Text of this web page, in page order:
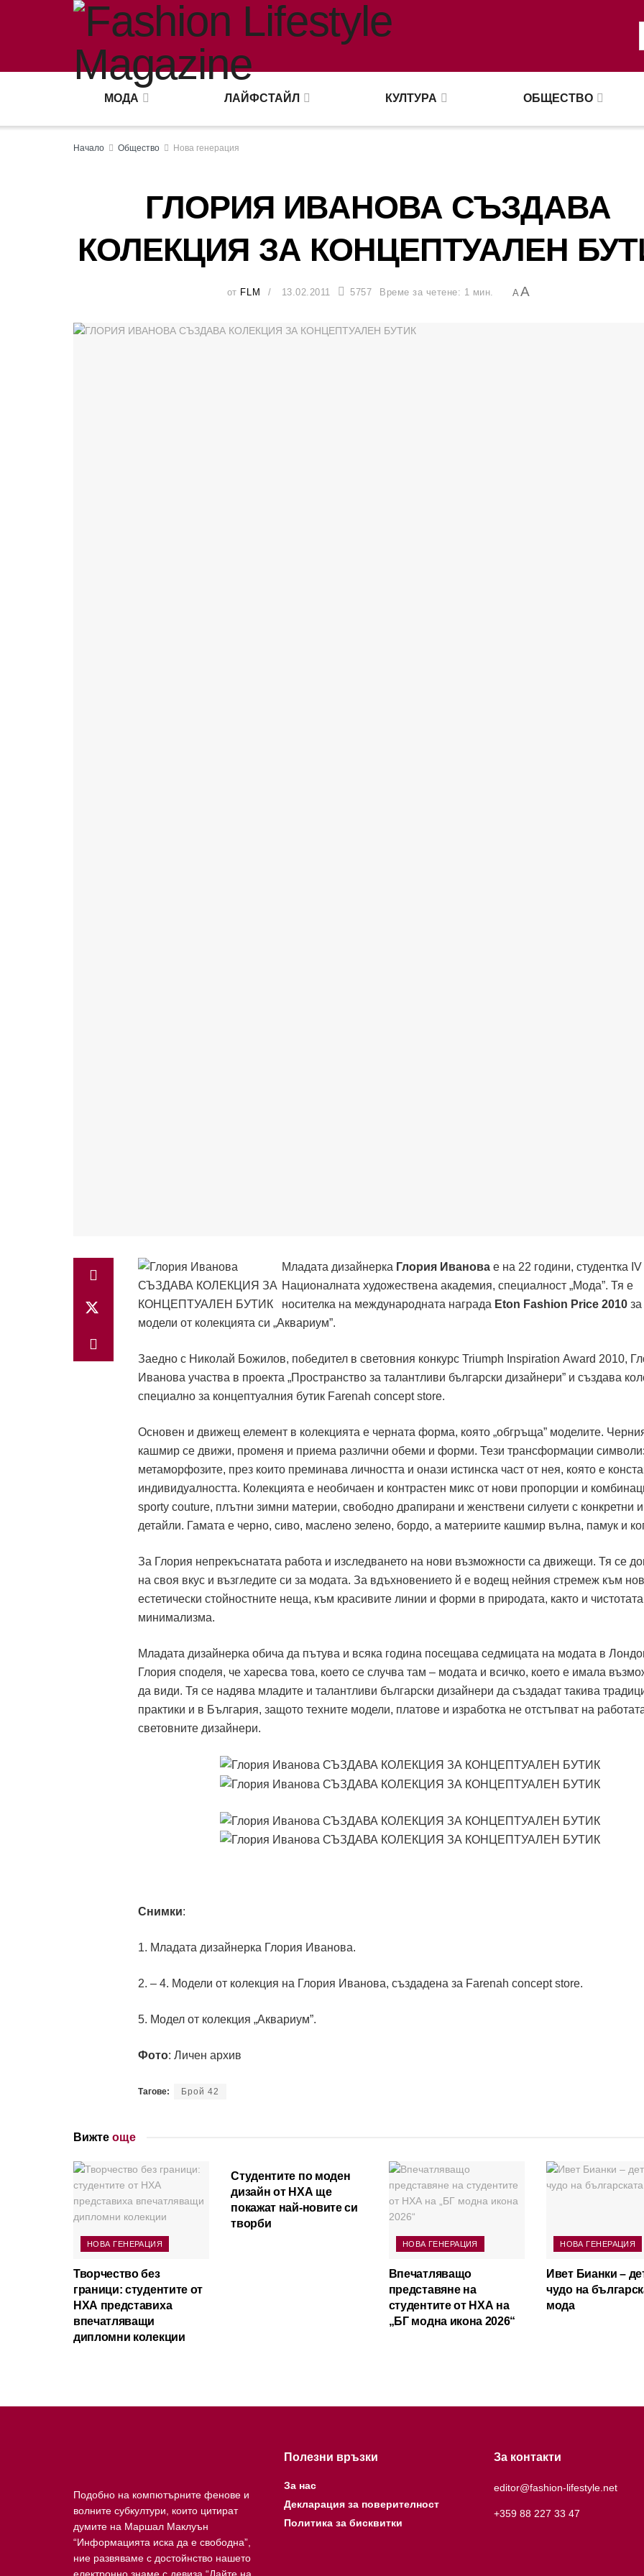
МОДА ЛАЙФСТАЙЛ КУЛТУРА ОБЩЕСТВО
Начало Общество Нова генерация
ГЛОРИЯ ИВАНОВА СЪЗДАВА
КОЛЕКЦИЯ ЗА КОНЦЕПТУАЛЕН
от FLM 13.02.2011 5757 Време за четене: 1 мин. AA
Младата дизайнерка Глория Иванова е на 22 години, студентка IV
Националната художествена академия, специалност „Мода”. Тя е
носителка на международната награда Eton Fashion Price 2010 за
модели от колекцията си „Аквариум”.
Заедно с Николай Божилов, победител в световния конкурс Triumph Inspiration Award 2010,
Иванова участва в проекта „Пространство за талантливи български дизайнери” и създава
специално за концептуалния бутик Farenah concept store.
Основен и движещ елемент в колекцията е черната форма, която „обгръща” моделите.
кашмир се движи, променя и приема различни обеми и форми. Тези трансформации
метаморфозите, през които преминава личността и онази истинска част от нея, която е
индивидуалността. Колекцията е необичаен и контрастен микс от нови пропорции и
sporty couture, плътни зимни материи, свободно драпирани и женствени силуети с конкретни и
детайли. Гамата е черно, сиво, маслено зелено, бордо, а материите кашмир вълна, памук и
За Глория непрекъснатата работа и изследването на нови възможности са движещи. Тя се
на своя вкус и възгледите си за модата. За вдъхновението й е водещ нейния стремеж към
естетически стойностните неща, към красивите линии и форми в природата, както и
минимализма.
Младата дизайнерка обича да пътува и всяка година посещава седмицата на модата в
Глория споделя, че харесва това, което се случва там – модата и всичко, което е имала
да види. Тя се надява младите и талантливи български дизайнери да създадат такива
практики и в България, защото техните модели, платове и изработка не отстъпват на
световните дизайнери.
Снимки:
1. Младата дизайнерка Глория Иванова.
2. – 4. Модели от колекция на Глория Иванова, създадена за Farenah concept store.
5. Модел от колекция „Аквариум”.
Фото: Личен архив
Тагове: Брой 42
Вижте още
НОВА ГЕНЕРАЦИЯ
Творчество без
граници: студентите от
НХА представиха
впечатляващи
дипломни колекции
Студентите по моден
дизайн от НХА ще
покажат най-новите си
творби
НОВА ГЕНЕРАЦИЯ
Впечатляващо
представяне на
студентите от НХА на
„БГ модна икона 2026“
НОВА ГЕНЕРАЦИЯ
Ивет Бианки –
чудо на
мода
Подобно на компютърните фенове и
волните субкултури, които цитират
думите на Маршал Маклуън
“Информацията иска да е свободна”,
ние развяваме с достойнство нашето
електронно знаме с девиза “Дайте на
Полезни връзки
За нас
Декларация за поверителност
Политика за бисквитки
За контакти
editor@fashion-lifestyle.net
+359 88 227 33 47